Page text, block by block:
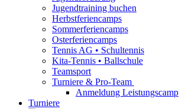
Jugendtraining buchen
Herbstferiencamps
Sommerferiencamps
Osterferiencamps
Tennis AG • Schultennis
Kita-Tennis • Ballschule
Teamsport
Turniere & Pro-Team
Anmeldung Leistungscamp
Turniere